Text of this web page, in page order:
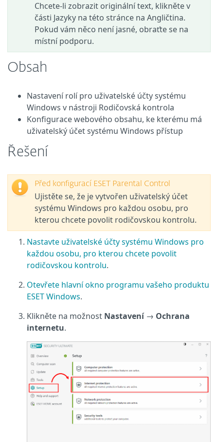
Chcete-li zobrazit originální text, klikněte v
části Jazyky na této stránce na Angličtina.
Pokud vám něco není jasné, obraťte se na
místní podporu.
Obsah
Nastavení rolí pro uživatelské účty systému
Windows v nástroji Rodičovská kontrola
Konfigurace webového obsahu, ke kterému má
uživatelský účet systému Windows přístup
Řešení
Před konfigurací ESET Parental Control
Ujistěte se, že je vytvořen uživatelský účet
systému Windows pro každou osobu, pro
kterou chcete povolit rodičovskou kontrolu.
Nastavte uživatelské účty systému Windows pro
každou osobu, pro kterou chcete povolit
rodičovskou kontrolu.
Otevřete hlavní okno programu vašeho produktu
ESET Windows.
Klikněte na možnost Nastavení→ Ochrana
internetu.